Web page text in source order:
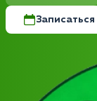
Записаться